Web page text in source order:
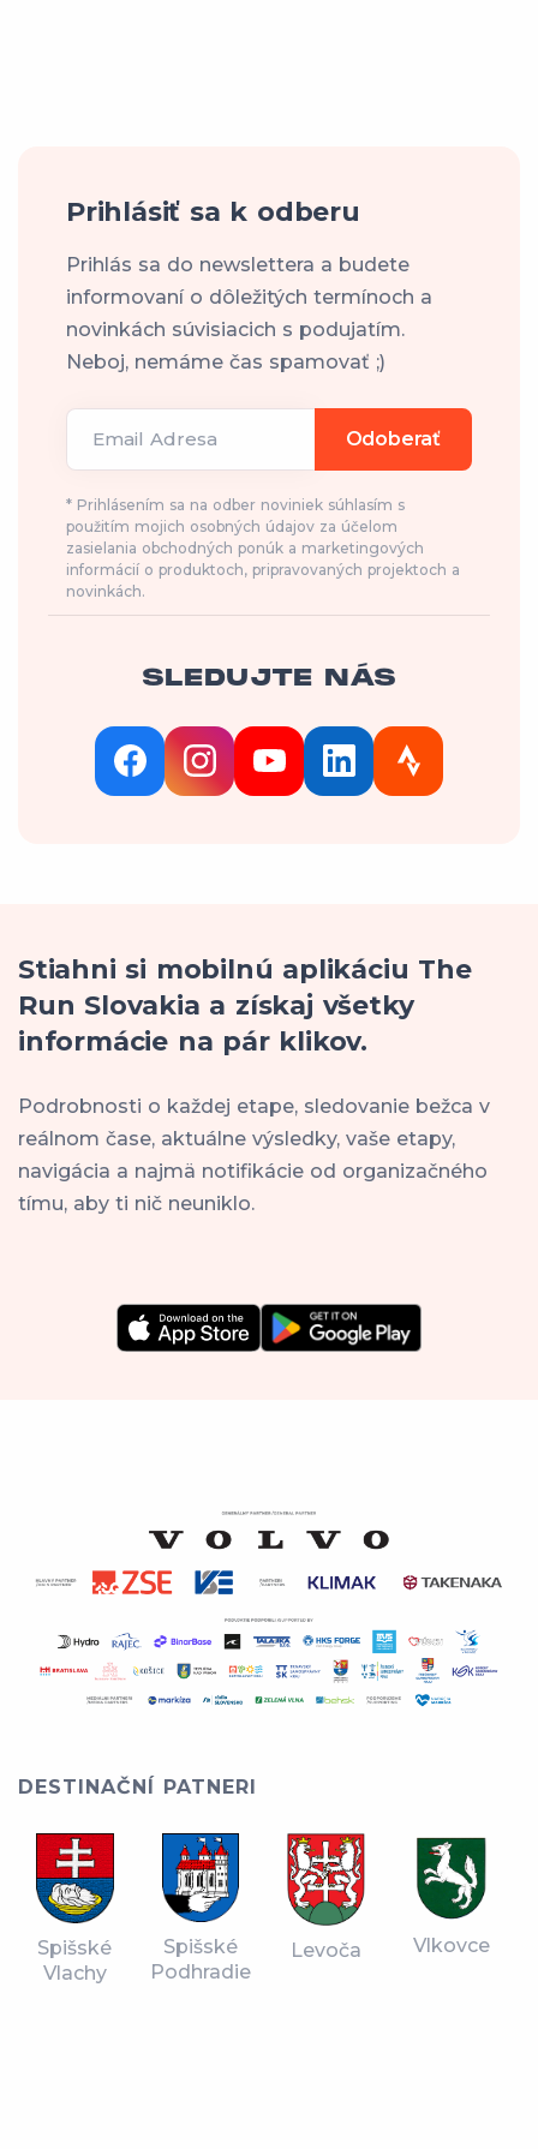
Prihlásiť sa k odberu
Prihlás sa do newslettera a budete
informovaní o dôležitých termínoch a
novinkách súvisiacich s podujatím.
Neboj, nemáme čas spamovať ;)
Email Adresa Odoberať
* Prihlásením sa na odber noviniek súhlasím s
použitím mojich osobných údajov za účelom
zasielania obchodných ponúk a marketingových
informácií o produktoch, pripravovaných projektoch a
novinkách.
SLEDUJTE NÁS
Stiahni si mobilnú aplikáciu The
Run Slovakia a získaj všetky
informácie na pár klikov.
Podrobnosti o každej etape, sledovanie bežca v
reálnom čase, aktuálne výsledky, vaše etapy,
navigácia a najmä notifikácie od organizačného
tímu, aby ti nič neuniklo.
DESTINAČNÍ PATNERI
Spišské
Vlachy
Spišské
Podhradie
Levoča Vlkovce